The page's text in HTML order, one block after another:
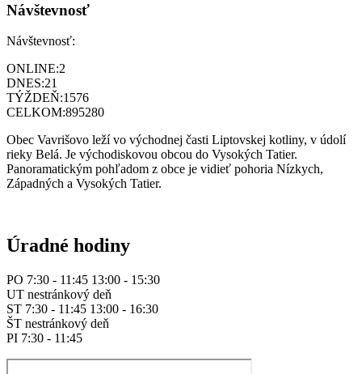
Návštevnosť
Návštevnosť:
ONLINE:2
DNES:21
TÝŽDEŇ:1576
CELKOM:895280
Obec Vavrišovo leží vo východnej časti Liptovskej kotliny, v údolí
rieky Belá. Je východiskovou obcou do Vysokých Tatier.
Panoramatickým pohľadom z obce je vidieť pohoria Nízkych,
Západných a Vysokých Tatier.
Úradné hodiny
PO 7:30 - 11:45 13:00 - 15:30
UT nestránkový deň
ST 7:30 - 11:45 13:00 - 16:30
ŠT nestránkový deň
PI 7:30 - 11:45